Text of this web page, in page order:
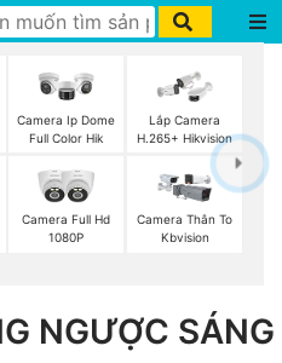
Camera Ip Dome
Full Color Hik
Lắp Camera
H.265+ Hikvision
Camera Full Hd
1080P
Camera Thân To
Kbvision
NGƯỢC SÁNG